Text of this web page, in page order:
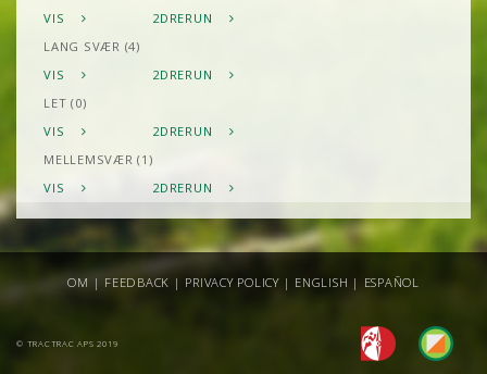
VIS
2DRERUN
LANG SVÆR (4)
VIS
2DRERUN
LET (0)
VIS
2DRERUN
MELLEMSVÆR (1)
VIS
2DRERUN
© TRACTRAC APS 2019
OM | FEEDBACK | PRIVACY POLICY| ENGLISH | ESPAÑOL